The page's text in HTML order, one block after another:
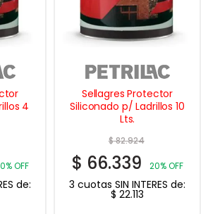
4
OFF
de:
Sellagres Protector
Siliconado p/ Ladrillos 10
Lts.
$82.924
$ 66.339 20% OFF
3 cuotas SIN INTERES de:
$ 22.113